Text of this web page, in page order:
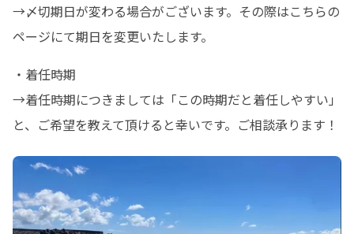
→〆切期日が変わる場合がございます。その際はこちらの
ページにて期日を変更いたします。
・着任時期
→着任時期につきましては「この時期だと着任しやすい」
と、ご希望を教えて頂けると幸いです。ご相談承ります！